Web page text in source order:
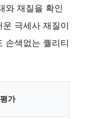
와 재질을 확인
극세사 재질이
손색없는 퀄리티
가